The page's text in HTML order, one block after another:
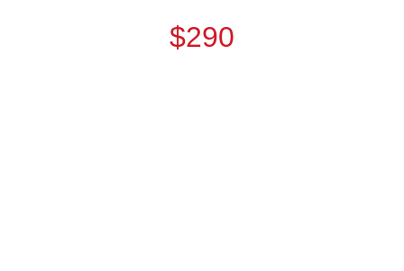
$290